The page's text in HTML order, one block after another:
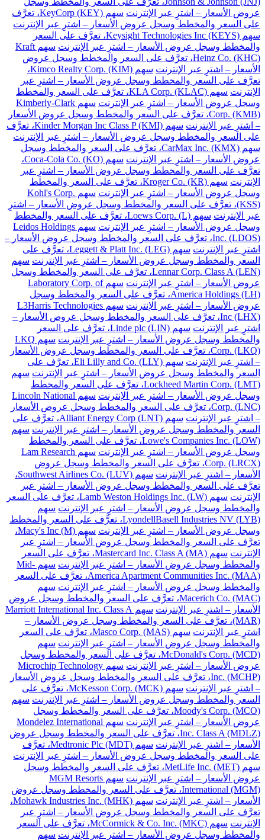
عروض الأسعار – اشترِ عبر الإنترنت
سهم KeyCorp (KEY)، تعرَّف
على السعر والمخطط وسجل عروض الأسعار – اشترِ عبر الإنترنت
سهم Keysight Technologies Inc (KEYS)، تعرَّف على السعر
والمخطط وسجل عروض الأسعار – اشترِ عبر الإنترنت
سهم Kraft
Heinz Co. (KHC)، تعرَّف على السعر والمخطط وسجل عروض
الأسعار – اشترِ عبر الإنترنت
سهم Kimco Realty Corp. (KIM)،
تعرَّف على السعر والمخطط وسجل عروض الأسعار – اشترِ عبر
الإنترنت
سهم KLA Corp. (KLAC)، تعرَّف على السعر والمخطط
وسجل عروض الأسعار – اشترِ عبر الإنترنت
سهم Kimberly-Clark
Corp. (KMB)، تعرَّف على السعر والمخطط وسجل عروض الأسعار
– اشترِ عبر الإنترنت
سهم Kinder Morgan Inc Class P (KMI)، تعرَّف
على السعر والمخطط وسجل عروض الأسعار – اشترِ عبر الإنترنت
سهم CarMax Inc. (KMX)، تعرَّف على السعر والمخطط وسجل
عروض الأسعار – اشترِ عبر الإنترنت
سهم Coca-Cola Co. (KO)،
تعرَّف على السعر والمخطط وسجل عروض الأسعار – اشترِ عبر
الإنترنت
سهم Kroger Co. (KR)، تعرَّف على السعر والمخطط
وسجل عروض الأسعار – اشترِ عبر الإنترنت
سهم Kohl's Corp.
(KSS)، تعرَّف على السعر والمخطط وسجل عروض الأسعار – اشترِ
عبر الإنترنت
سهم Loews Corp. (L)، تعرَّف على السعر والمخطط
وسجل عروض الأسعار – اشترِ عبر الإنترنت
سهم Leidos Holdings
Inc. (LDOS)، تعرَّف على السعر والمخطط وسجل عروض الأسعار –
اشترِ عبر الإنترنت
سهم Leggett & Platt Inc. (LEG)، تعرَّف على
السعر والمخطط وسجل عروض الأسعار – اشترِ عبر الإنترنت سهم
Lennar Corp. Class A (LEN)، تعرَّف على السعر والمخطط وسجل
عروض الأسعار – اشترِ عبر الإنترنت
سهم Laboratory Corp. of
America Holdings (LH)، تعرَّف على السعر والمخطط وسجل
عروض الأسعار – اشترِ عبر الإنترنت
سهم L3Harris Technologies
Inc (LHX)، تعرَّف على السعر والمخطط وسجل عروض الأسعار –
اشترِ عبر الإنترنت
سهم Linde plc (LIN)، تعرَّف على السعر
والمخطط وسجل عروض الأسعار – اشترِ عبر الإنترنت
سهم LKQ
Corp. (LKQ)، تعرَّف على السعر والمخطط وسجل عروض الأسعار
– اشترِ عبر الإنترنت
سهم Eli Lilly and Co. (LLY)، تعرَّف على
السعر والمخطط وسجل عروض الأسعار – اشترِ عبر الإنترنت سهم
Lockheed Martin Corp. (LMT)، تعرَّف على السعر والمخطط
وسجل عروض الأسعار – اشترِ عبر الإنترنت
سهم Lincoln National
Corp. (LNC)، تعرَّف على السعر والمخطط وسجل عروض الأسعار
– اشترِ عبر الإنترنت
سهم Alliant Energy Corp (LNT)، تعرَّف على
السعر والمخطط وسجل عروض الأسعار – اشترِ عبر الإنترنت سهم
Lowe's Companies Inc. (LOW)، تعرَّف على السعر والمخطط
وسجل عروض الأسعار – اشترِ عبر الإنترنت
سهم Lam Research
Corp. (LRCX)، تعرَّف على السعر والمخطط وسجل عروض
الأسعار – اشترِ عبر الإنترنت
سهم Southwest Airlines Co. (LUV)،
تعرَّف على السعر والمخطط وسجل عروض الأسعار – اشترِ عبر
الإنترنت
سهم Lamb Weston Holdings Inc. (LW)، تعرَّف على السعر
والمخطط وسجل عروض الأسعار – اشترِ عبر الإنترنت سهم
LyondellBasell Industries NV (LYB)، تعرَّف على السعر والمخطط
وسجل عروض الأسعار – اشترِ عبر الإنترنت
سهم Macy's Inc (M)،
تعرَّف على السعر والمخطط وسجل عروض الأسعار – اشترِ عبر
الإنترنت
سهم Mastercard Inc. Class A (MA)، تعرَّف على السعر
والمخطط وسجل عروض الأسعار – اشترِ عبر الإنترنت
سهم Mid-
America Apartment Communities Inc. (MAA)، تعرَّف على السعر
والمخطط وسجل عروض الأسعار – اشترِ عبر الإنترنت سهم
Macerich Co. (MAC)، تعرَّف على السعر والمخطط وسجل عروض
الأسعار – اشترِ عبر الإنترنت
سهم Marriott International Inc. Class A
(MAR)، تعرَّف على السعر والمخطط وسجل عروض الأسعار –
اشترِ عبر الإنترنت
سهم Masco Corp. (MAS)، تعرَّف على السعر
والمخطط وسجل عروض الأسعار – اشترِ عبر الإنترنت سهم
McDonald's Corp. (MCD)، تعرَّف على السعر والمخطط وسجل
عروض الأسعار – اشترِ عبر الإنترنت
سهم Microchip Technology
Inc. (MCHP)، تعرَّف على السعر والمخطط وسجل عروض الأسعار
– اشترِ عبر الإنترنت
سهم McKesson Corp. (MCK)، تعرَّف على
السعر والمخطط وسجل عروض الأسعار – اشترِ عبر الإنترنت سهم
Moody's Corp. (MCO)، تعرَّف على السعر والمخطط وسجل
عروض الأسعار – اشترِ عبر الإنترنت
سهم Mondelez International
Inc. Class A (MDLZ)، تعرَّف على السعر والمخطط وسجل عروض
الأسعار – اشترِ عبر الإنترنت
سهم Medtronic Plc (MDT)، تعرَّف
على السعر والمخطط وسجل عروض الأسعار – اشترِ عبر الإنترنت
سهم MetLife Inc. (MET)، تعرَّف على السعر والمخطط وسجل
عروض الأسعار – اشترِ عبر الإنترنت
سهم MGM Resorts
International (MGM)، تعرَّف على السعر والمخطط وسجل عروض
الأسعار – اشترِ عبر الإنترنت
سهم Mohawk Industries Inc. (MHK)،
تعرَّف على السعر والمخطط وسجل عروض الأسعار – اشترِ عبر
الإنترنت
سهم McCormick & Co. Inc. (MKC)، تعرَّف على السعر
والمخطط وسجل عروض الأسعار – اشترِ عبر الإنترنت سهم